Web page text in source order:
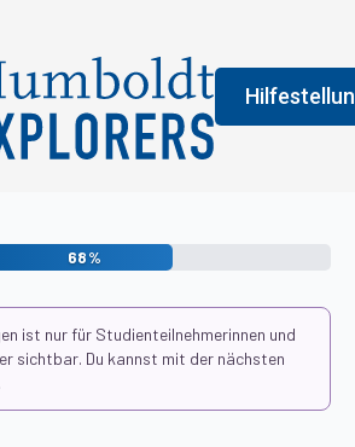
An der
allgemeine
erledigen
vermittelt
68%
ist nur für Studienteilnehmerinnen und
sichtbar. Du kannst mit der nächsten